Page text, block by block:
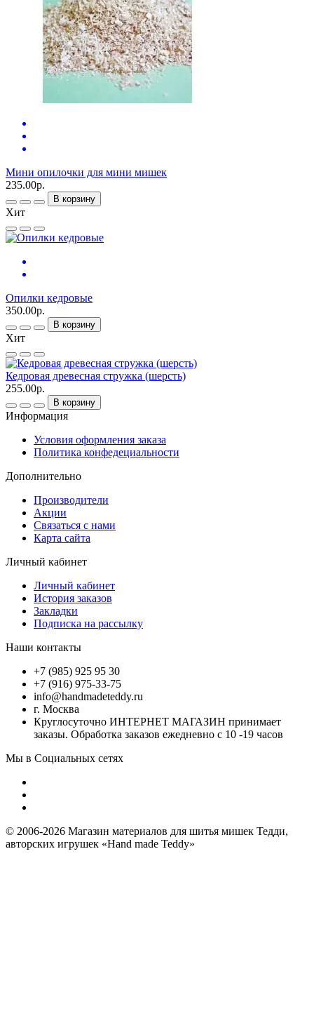
Мини опилочки для мини мишек
235.00р.
В корзину
Хит
Опилки кедровые
350.00р.
В корзину
Хит
Кедровая древесная стружка (шерсть)
255.00р.
В корзину
Информация
Условия оформления заказа
Политика конфедециальности
Дополнительно
Производители
Акции
Связаться с нами
Карта сайта
Личный кабинет
Личный кабинет
История заказов
Закладки
Подписка на рассылку
Наши контакты
+7 (985) 925 95 30
+7 (916) 975-33-75
info@handmadeteddy.ru
г. Москва
Круглосуточно ИНТЕРНЕТ МАГАЗИН принимает
заказы. Обработка заказов ежедневно с 10 -19 часов
Мы в Социальных сетях
© 2006-2026 Магазин материалов для шитья мишек Тедди,
авторских игрушек «Hand made Teddy»